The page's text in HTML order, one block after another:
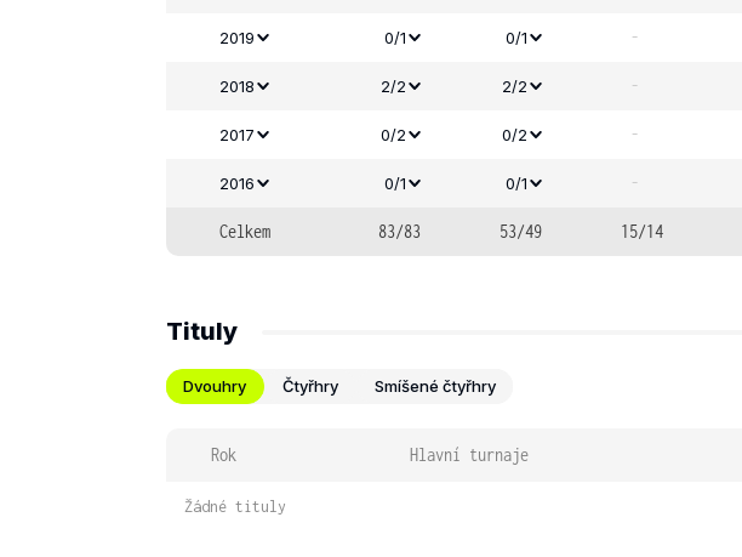
2019 0/1 0/1 -
2018 2/2 2/2 -
2017 0/2 0/2 -
2016 0/1 0/1 -
Celkem 83/83 53/49 15/14
Tituly
Dvouhry Čtyřhry Smíšené čtyřhry
Rok Hlavní turnaje
Žádné tituly